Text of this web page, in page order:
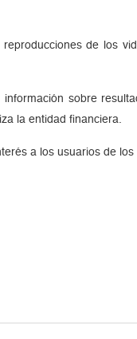
de los
sobre
la entidad financiera.
a los usuarios de los